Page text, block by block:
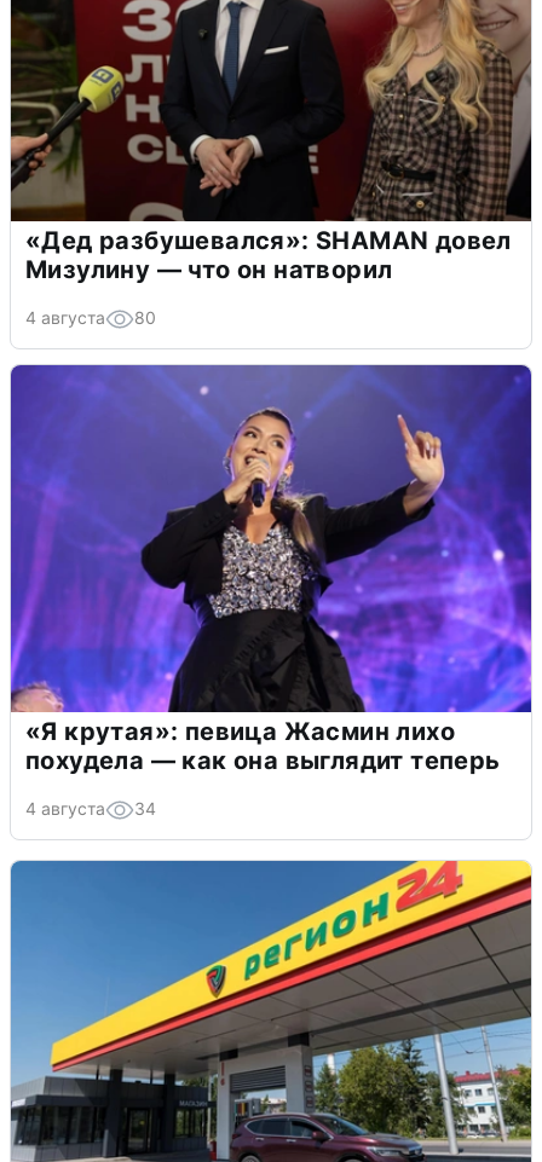
«Дед разбушевался»: SHAMAN довел
Мизулину — что он натворил
4 августа 80
«Я крутая»: певица Жасмин лихо
похудела — как она выглядит теперь
4 августа 34